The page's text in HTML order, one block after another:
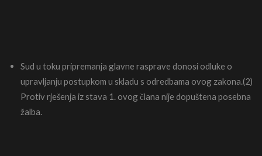
Sud u toku pripremanja glavne rasprave donosi odluke o
upravljanju postupkom u skladu s odredbama ovog zakona.(2)
Protiv rješenja iz stava 1. ovog člana nije dopuštena posebna
žalba.